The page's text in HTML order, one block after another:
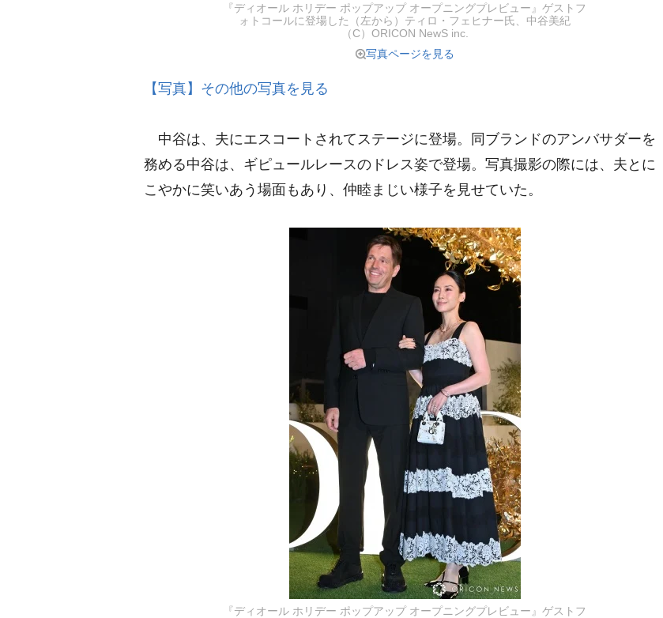
『ディオール ホリデー ポップアップ オープニングプレビュー』ゲストフ
ォトコールに登場した（左から）ティロ・フェヒナー氏、中谷美紀
（C）ORICON NewS inc.
写真ページを見る
【写真】その他の写真を見る
中谷は、夫にエスコートされてステージに登場。同ブランドのアンバサダーを
務める中谷は、ギピュールレースのドレス姿で登場。写真撮影の際には、夫とに
こやかに笑いあう場面もあり、仲睦まじい様子を見せていた。
『ディオール ホリデー ポップアップ オープニングプレビュー』ゲストフ